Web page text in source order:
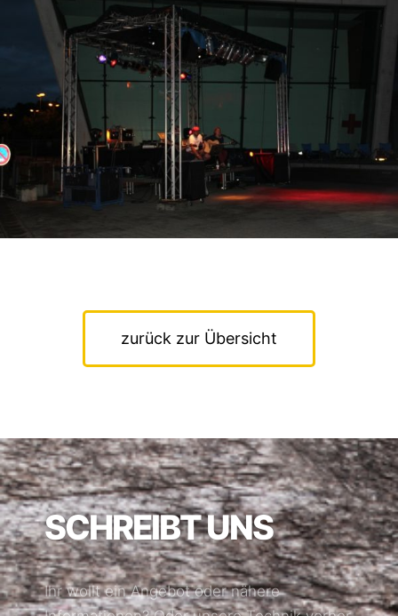
zurück zur Übersicht
SCHREIBT UNS
Ihr wollt ein Angebot oder nähere